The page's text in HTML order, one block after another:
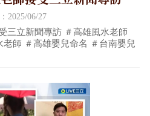
風水老師 ＃屏東風水老
台南嬰兒命名 ＃屏東嬰
命名
2025/06/27
三立新聞專訪 ＃高雄風水老師
老師 ＃高雄嬰兒命名 ＃台南嬰兒